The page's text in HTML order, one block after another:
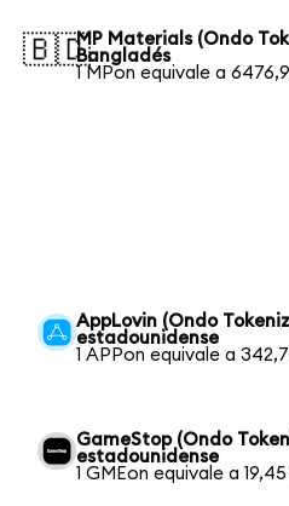
🇧🇩MP Materials (Ondo
Bangladés
1 MPon equivale a
AppLovin (Ondo
estadounidense
1 APPon equivale a
GameStop (Ondo
estadounidense
1 GMEon equivale a 19,45